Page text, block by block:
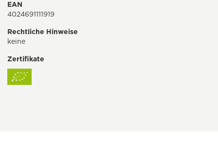
EAN
4024691111919
Rechtliche Hinweise
keine
Zertifikate